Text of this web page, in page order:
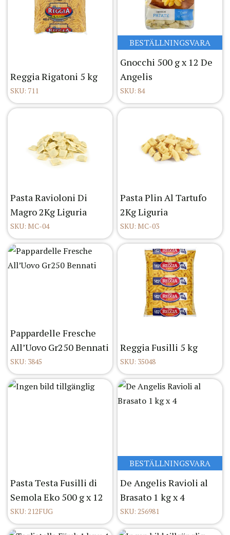
Reggia Rigatoni 5 kg
SKU: 711
BESTÄLLNINGSVARA
Gnocchi 500 g x 12 De
Angelis
SKU: 84
Pasta Ravioloni Di
Magro 2Kg Liguria
SKU: MC-04
Pasta Plin Al Tartufo
2Kg Liguria
SKU: MC-03
Pappardelle Fresche
All’Uovo Gr250 Bennati
SKU: 3845
Reggia Fusilli 5 kg
SKU: 35048
Pasta Testa Fusilli di
Semola Eko 500 g x 12
SKU: 212FUG
BESTÄLLNINGSVARA
De Angelis Ravioli al
Brasato 1 kg x 4
SKU: 256981